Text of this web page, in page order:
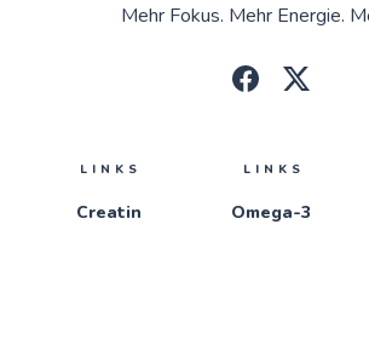
Mehr Fokus. Mehr Energie.
LINKS
Creatin
LINKS
Omega-3